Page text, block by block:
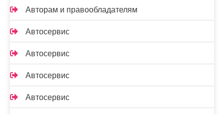
Авторам и правообладателям
Автосервис
Автосервис
Автосервис
Автосервис